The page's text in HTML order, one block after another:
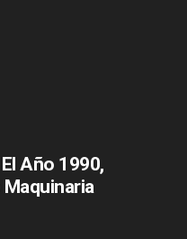
Año 1990,
Maquinaria